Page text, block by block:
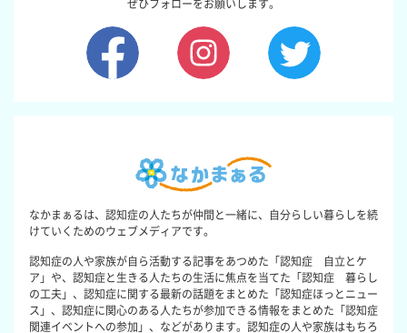
ぜひフォローをお願いします。
なかまぁるは、認知症の人たちが仲間と一緒に、自分らしい暮らしを続
けていくためのウェブメディアです。
認知症の人や家族が自ら活動する記事をあつめた「認知症 自立とケ
ア」や、認知症と生きる人たちの生活に焦点を当てた「認知症 暮らし
の工夫」、認知症に関する最新の話題をまとめた「認知症ほっとニュー
ス」、認知症に関心のある人たちが参加できる情報をまとめた「認知症
関連イベントへの参加」、などがあります。認知症の人や家族はもちろ